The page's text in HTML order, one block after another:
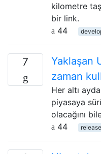
kilometre
bir link.
44
7
Yaklaşan
zaman
Her altı
piyasaya
olacağını
44